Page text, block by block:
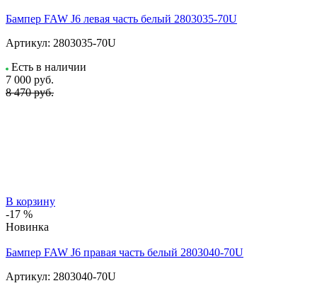
Бампер FAW J6 левая часть белый 2803035-70U
Артикул: 2803035-70U
Есть в наличии
7 000 руб.
8 470 руб.
В корзину
-17 %
Новинка
Бампер FAW J6 правая часть белый 2803040-70U
Артикул: 2803040-70U